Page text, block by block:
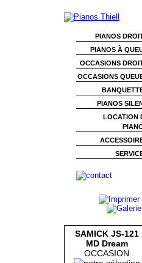
PIANOS
PIANOS À
OCCASIONS
OCCASIONS
PIANOS
LOCATION
SAMICK JS-121
MD Dream
OCCASION